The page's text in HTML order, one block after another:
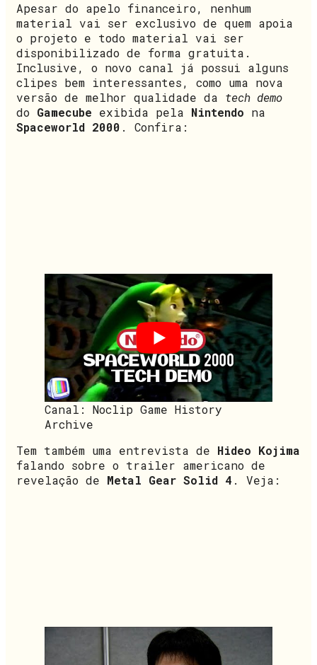
Apesar do apelo financeiro, nenhum
material vai ser exclusivo de quem apoia
o projeto e todo material vai ser
disponibilizado de forma gratuita.
Inclusive, o novo canal já possui alguns
clipes bem interessantes, como uma nova
versão de melhor qualidade da tech demo
do Gamecube exibida pela Nintendo na
Spaceworld 2000 . Confira:
Canal: Noclip Game History
Archive
Tem também uma entrevista de Hideo Kojima
falando sobre o trailer americano de
revelação de Metal Gear Solid 4 . Veja: